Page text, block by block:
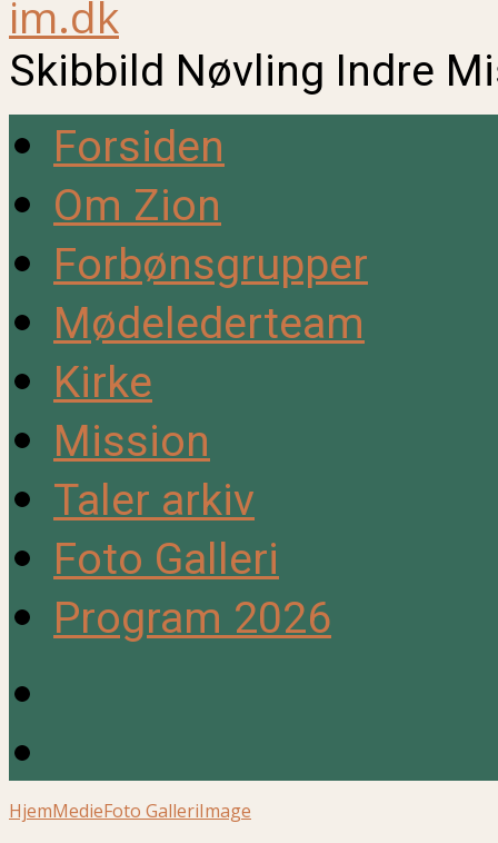
Skibbild Nøvling Indre
Forsiden
Om Zion
Forbønsgrupper
Mødelederteam
Kirke
Mission
Taler arkiv
Foto Galleri
Program 2026
HjemMedieFoto GalleriImage